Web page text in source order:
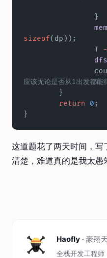
		}
sizeof(dp));
		T
应该无论是否从1出发都
	}
	return
0 ;
}
这道题花了两天时间，
清楚，难道真的是我太愚
Haofly · 豪翔
全栈开发工程